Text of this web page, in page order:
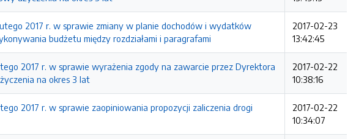
2017 r. w sprawie zmiany w planie dochodów i wydatków
budżetu między rozdziałami i paragrafami
2017-02-23
13:42:45
2017 r. w sprawie wyrażenia zgody na zawarcie przez Dyrektora
na okres 3 lat
2017-02-22
10:38:16
2017 r. w sprawie zaopiniowania propozycji zaliczenia drogi
2017-02-22
10:34:07